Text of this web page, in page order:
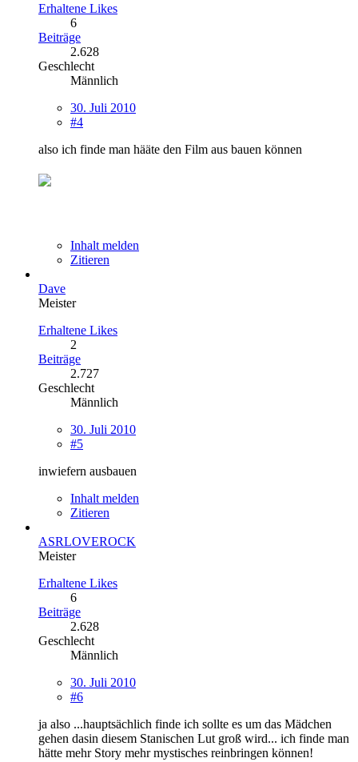
Erhaltene Likes
6
Beiträge
2.628
Geschlecht
Männlich
30. Juli 2010
#4
also ich finde man hääte den Film aus bauen können
Inhalt melden
Zitieren
Dave
Meister
Erhaltene Likes
2
Beiträge
2.727
Geschlecht
Männlich
30. Juli 2010
#5
inwiefern ausbauen
Inhalt melden
Zitieren
ASRLOVEROCK
Meister
Erhaltene Likes
6
Beiträge
2.628
Geschlecht
Männlich
30. Juli 2010
#6
ja also ...hauptsächlich finde ich sollte es um das Mädchen
gehen dasin diesem Stanischen Lut groß wird... ich finde man
hätte mehr Story mehr mystisches reinbringen können!